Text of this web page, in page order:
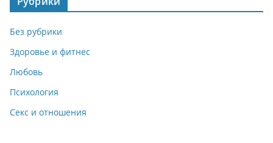
Без рубрики
Здоровье и фитнес
Любовь
Психология
Секс и отношения